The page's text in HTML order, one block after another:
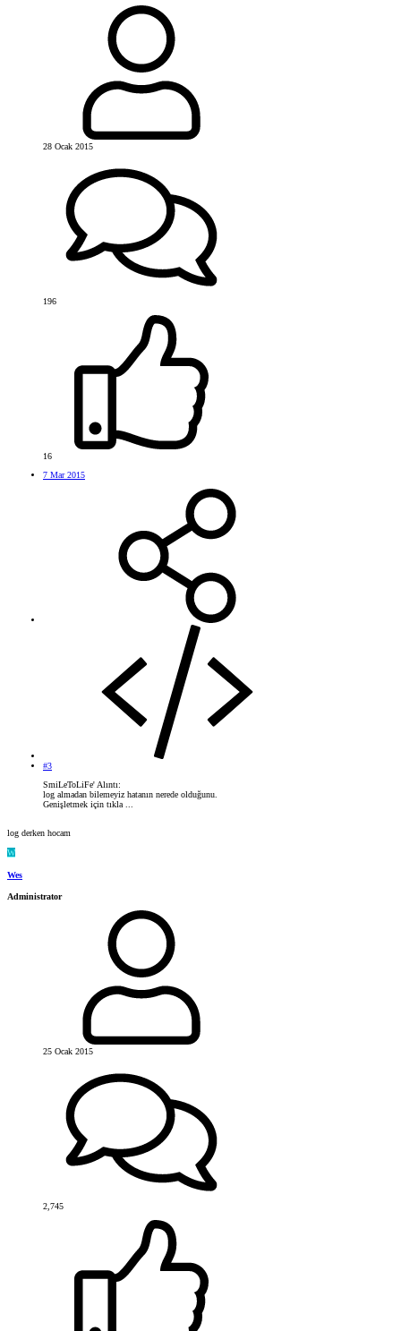
28 Ocak 2015
196
16
7 Mar 2015
#3
SmiLeToLiFe' Alıntı:
log almadan bilemeyiz hatanın nerede olduğunu.
Genişletmek için tıkla ...
log derken hocam
W
Wes
Administrator
25 Ocak 2015
2,745